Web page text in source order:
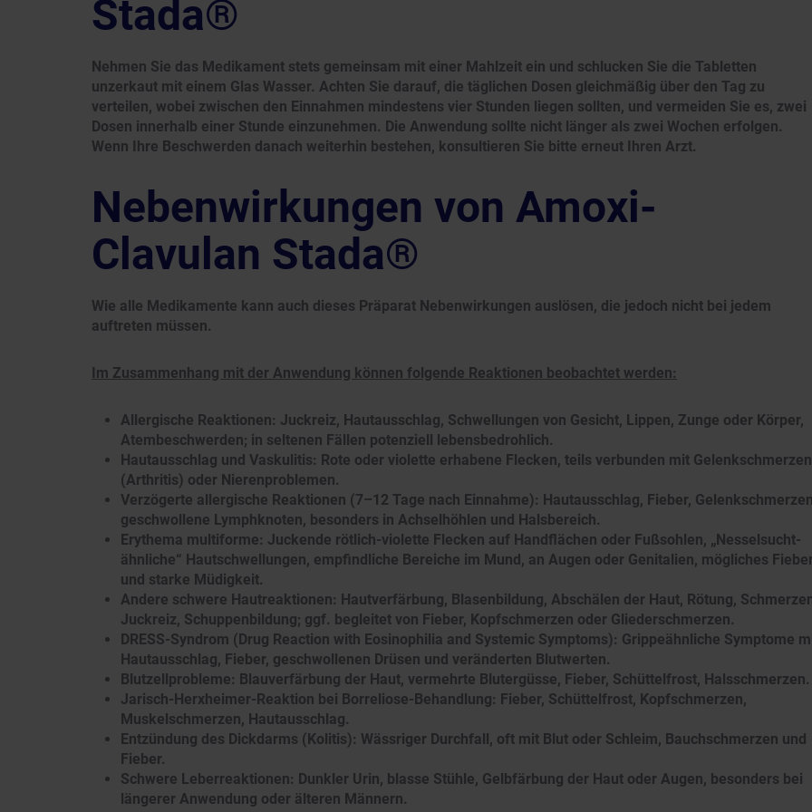
Stada®
Nehmen Sie das Medikament stets gemeinsam mit einer Mahlzeit ein und schlucken Sie die Tabletten
unzerkaut mit einem Glas Wasser. Achten Sie darauf, die täglichen Dosen gleichmäßig über den Tag zu
verteilen, wobei zwischen den Einnahmen mindestens vier Stunden liegen sollten, und vermeiden Sie es, zwei
Dosen innerhalb einer Stunde einzunehmen. Die Anwendung sollte nicht länger als zwei Wochen erfolgen.
Wenn Ihre Beschwerden danach weiterhin bestehen, konsultieren Sie bitte erneut Ihren Arzt.
Nebenwirkungen von Amoxi-
Clavulan Stada®
Wie alle Medikamente kann auch dieses Präparat Nebenwirkungen auslösen, die jedoch nicht bei jedem
auftreten müssen.
Im Zusammenhang mit der Anwendung können folgende Reaktionen beobachtet werden:
Allergische Reaktionen: Juckreiz, Hautausschlag, Schwellungen von Gesicht, Lippen, Zunge oder Körper,
Atembeschwerden; in seltenen Fällen potenziell lebensbedrohlich.
Hautausschlag und Vaskulitis: Rote oder violette erhabene Flecken, teils verbunden mit Gelenkschmerzen
(Arthritis) oder Nierenproblemen.
Verzögerte allergische Reaktionen (7–12 Tage nach Einnahme): Hautausschlag, Fieber,
geschwollene Lymphknoten, besonders in Achselhöhlen und Halsbereich.
Erythema multiforme: Juckende rötlich-violette Flecken auf Handflächen oder Fußsohlen, „Nesselsucht-
ähnliche“ Hautschwellungen, empfindliche Bereiche im Mund, an Augen oder Genitalien, mögliches Fieber
und starke Müdigkeit.
Andere schwere Hautreaktionen: Hautverfärbung, Blasenbildung, Abschälen der Haut, Rötung,
Juckreiz, Schuppenbildung; ggf. begleitet von Fieber, Kopfschmerzen oder Gliederschmerzen.
DRESS-Syndrom (Drug Reaction with Eosinophilia and Systemic Symptoms): Grippeähnliche Symptome
Hautausschlag, Fieber, geschwollenen Drüsen und veränderten Blutwerten.
Blutzellprobleme: Blauverfärbung der Haut, vermehrte Blutergüsse, Fieber, Schüttelfrost, Halsschmerzen.
Jarisch-Herxheimer-Reaktion bei Borreliose-Behandlung: Fieber, Schüttelfrost, Kopfschmerzen,
Muskelschmerzen, Hautausschlag.
Entzündung des Dickdarms (Kolitis): Wässriger Durchfall, oft mit Blut oder Schleim, Bauchschmerzen und
Fieber.
Schwere Leberreaktionen: Dunkler Urin, blasse Stühle, Gelbfärbung der Haut oder Augen, besonders bei
längerer Anwendung oder älteren Männern.